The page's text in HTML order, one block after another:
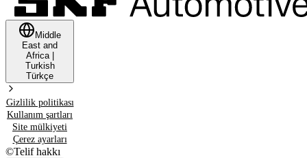
Middle
East and
Africa|
Turkish
Türkçe
Gizlilik politikası
Kullanım şartları
Site mülkiyeti
Çerez ayarları
©Telif hakkı